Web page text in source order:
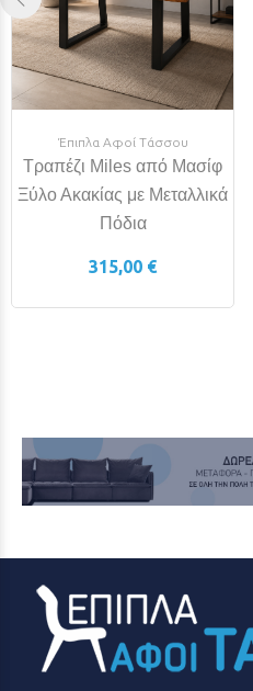
Έπιπλα Αφοί Τάσσου
Τραπέζι Miles από Μασίφ
Ξύλο Ακακίας με Μεταλλικά
Πόδια
315,00 €